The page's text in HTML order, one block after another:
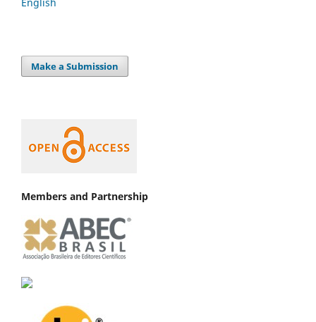
Make a Submission
Members and Partnership